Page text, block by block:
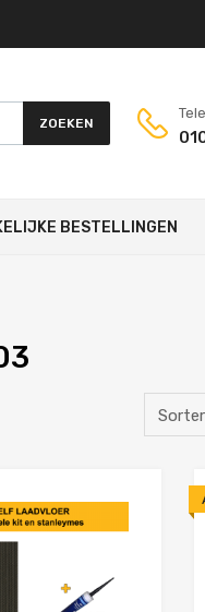
ZOEKEN
BESTELLINGEN